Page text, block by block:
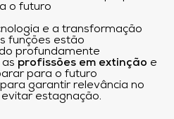
e a transformação
funções estão
profundamente
profissões em extinção e
para o futuro
garantir relevância no
estagnação.